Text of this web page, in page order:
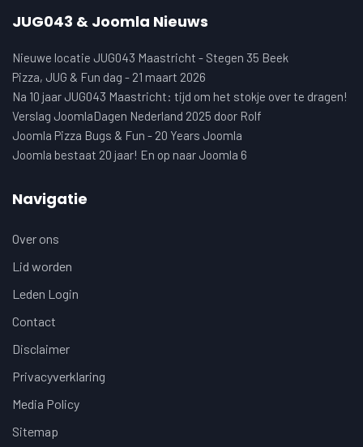
JUG043 & Joomla Nieuws
Nieuwe locatie JUG043 Maastricht - Stegen 35 Beek
Pizza, JUG & Fun dag - 21 maart 2026
Na 10 jaar JUG043 Maastricht: tijd om het stokje over te dragen!
Verslag JoomlaDagen Nederland 2025 door Rolf
Joomla Pizza Bugs & Fun - 20 Years Joomla
Joomla bestaat 20 jaar! En op naar Joomla 6
Navigatie
Over ons
Lid worden
Leden Login
Contact
Disclaimer
Privacyverklaring
Media Policy
Sitemap